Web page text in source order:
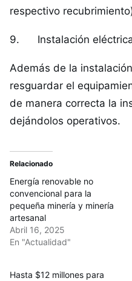
respectivo
9. Instalación
Además de la
resguardar el
de manera correcta la
dejándolos operativos.
Relacionado
Energía renovable no
convencional para la
pequeña minería y minería
artesanal
Abril 16, 2025
En "Actualidad"
Hasta $12 millones para